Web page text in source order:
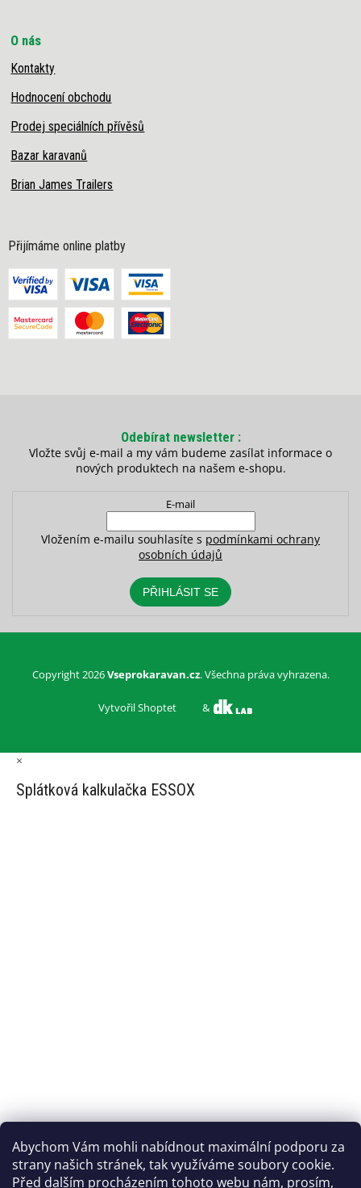
Abychom Vám mohli nabídnout maximální podporu za
strany našich stránek, tak využíváme soubory cookie.
Před dalším procházením tohoto webu nám, prosím,
O nás
Kontakty
Hodnocení obchodu
Prodej speciálních přívěsů
Bazar karavanů
Brian James Trailers
Přijímáme online platby
Odebírat newsletter
Vložte svůj e-mail a my vám budeme zasílat informace o
nových produktech na našem e-shopu.
E-mail
Vložením e-mailu souhlasíte s podmínkami ochrany
osobních údajů
PŘIHLÁSIT SE
Vytvořil Shoptet &
Copyright 2026Vseprokaravan.cz. Všechna práva vyhrazena.
×
Splátková kalkulačka ESSOX